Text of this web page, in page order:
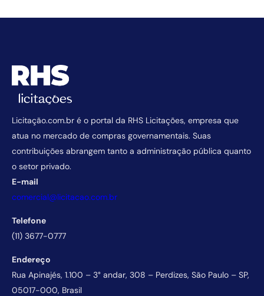
Licitação.com.br é o portal da RHS Licitações, empresa que
atua no mercado de compras governamentais. Suas
contribuições abrangem tanto a administração pública quanto
o setor privado.
E-mail
comercial@licitacao.com.br
Telefone
(11) 3677-0777
Endereço
Rua Apinajés, 1.100 – 3° andar, 308 – Perdizes, São Paulo – SP,
05017-000, Brasil